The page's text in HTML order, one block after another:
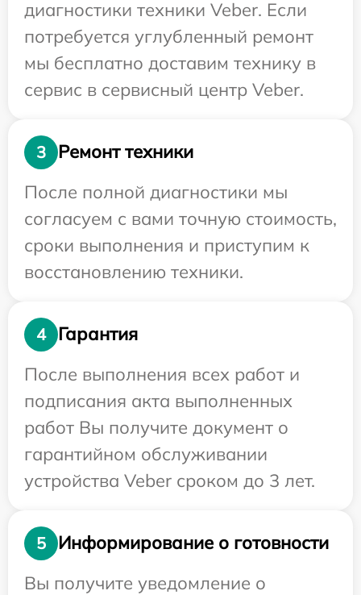
диагностики техники Veber. Если
потребуется углубленный ремонт
мы бесплатно доставим технику в
сервис в сервисный центр Veber.
3
Ремонт техники
После полной диагностики мы
согласуем с вами точную стоимость,
сроки выполнения и приступим к
восстановлению техники.
4
Гарантия
После выполнения всех работ и
подписания акта выполненных
работ Вы получите документ о
гарантийном обслуживании
устройства Veber сроком до 3 лет.
5
Информирование о готовности
Вы получите уведомление о